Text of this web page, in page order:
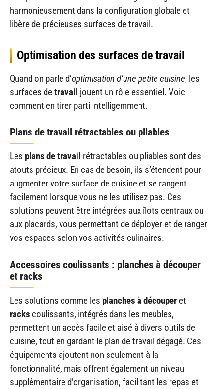
harmonieusement dans la configuration globale et
libère de précieuses surfaces de travail.
Optimisation des surfaces de travail
Quand on parle d’optimisation d’une petite cuisine, les
surfaces detravail jouent un rôle essentiel. Voici
comment en tirer parti intelligemment.
Plans de travail rétractables ou pliables
Les plans de travail rétractables ou pliables sont des
atouts précieux. En cas de besoin, ils s’étendent pour
augmenter votre surface de cuisine et se rangent
facilement lorsque vous ne les utilisez pas. Ces
solutions peuvent être intégrées aux îlots centraux ou
aux placards, vous permettant de déployer et de ranger
vos espaces selon vos activités culinaires.
Accessoires coulissants : planches à découper
et racks
Les solutions comme les planches à découper et
racks coulissants, intégrés dans les meubles,
permettent un accès facile et aisé à divers outils de
cuisine, tout en gardant le plan de travail dégagé. Ces
équipements ajoutent non seulement à la
fonctionnalité, mais offrent également un niveau
supplémentaire d’organisation, facilitant les repas et